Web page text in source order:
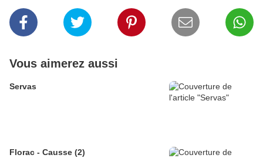
Vous aimerez aussi
Servas
Florac - Causse (2)